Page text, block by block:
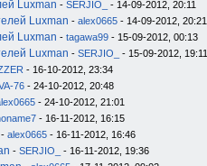
Luxman - SERJIO_ - 14-09-2012, 20:11
Luxman - alex0665 - 14-09-2012, 20:21
Luxman - tagawa99 - 15-09-2012, 00:13
Luxman - SERJIO_ - 15-09-2012, 19:11
- 16-10-2012, 23:34
76 - 24-10-2012, 20:48
- 24-10-2012, 21:01
- 16-11-2012, 16:15
- alex0665 - 16-11-2012, 16:46
- SERJIO_ - 16-11-2012, 19:36